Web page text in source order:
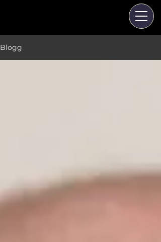
Blogg